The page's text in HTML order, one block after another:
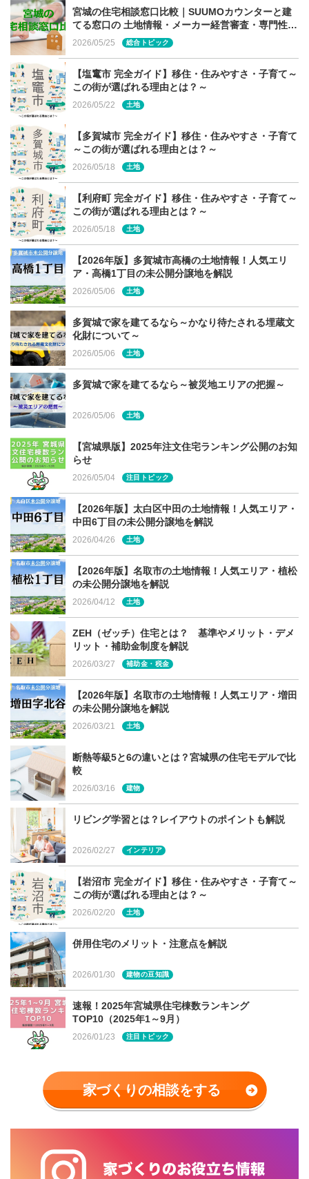
しがしたいか、少しでもイメージを膨らませておきましょ
う。その上で、聞きたいことは事前にまとめておきます。
完成見学会の住まいと、理想の住まいの違いを比較する
と、より話がしやすく、工務店選びもスムーズになりま
す。
キッチンなど設備仕様は「標準」？
施主様のこだわりで、キッチンや浴槽、トイレなどをグレ
ードアップしたり、高さやサイズを変更したり、扉やサッ
シなどの建材品も高断熱のものに変更している場合があり
ます。設備の標準仕様を把握することは、予算を検討する
際に重要ですので、「これは標準仕様かどうか」質問して
確認するといいでしょう。
暮らしを想定した気配りがされているか
お施主様の希望に沿った、使い勝手のよいものになってい
宮城の住宅相談窓口比較｜SUUMOカウンターと建
てる窓口の 土地情報・メーカー経営審査・専門性の
違い
2026/05/25 総合トピック
【塩竃市 完全ガイド】移住・住みやすさ・子育て～
この街が選ばれる理由とは？～
2026/05/22 土地
【多賀城市 完全ガイド】移住・住みやすさ・子育て
～この街が選ばれる理由とは？～
2026/05/18 土地
【利府町 完全ガイド】移住・住みやすさ・子育て～
この街が選ばれる理由とは？～
2026/05/18 土地
【2026年版】多賀城市高橋の土地情報！人気エリ
ア・高橋1丁目の未公開分譲地を解説
2026/05/06 土地
多賀城で家を建てるなら～かなり待たされる埋蔵文
化財について～
2026/05/06 土地
多賀城で家を建てるなら～被災地エリアの把握～
2026/05/06 土地
【宮城県版】2025年注文住宅ランキング公開のお知
らせ
2026/05/04 注目トピック
【2026年版】太白区中田の土地情報！人気エリア・
中田6丁目の未公開分譲地を解説
2026/04/26 土地
【2026年版】名取市の土地情報！人気エリア・植松
の未公開分譲地を解説
2026/04/12 土地
ZEH（ゼッチ）住宅とは？ 基準やメリット・デメ
リット・補助金制度を解説
2026/03/27 補助金・税金
【2026年版】名取市の土地情報！人気エリア・増田
の未公開分譲地を解説
2026/03/21 土地
断熱等級5と6の違いとは？宮城県の住宅モデルで比
較
2026/03/16 建物
リビング学習とは？レイアウトのポイントも解説
2026/02/27 インテリア
【岩沼市 完全ガイド】移住・住みやすさ・子育て～
この街が選ばれる理由とは？～
2026/02/20 土地
併用住宅のメリット・注意点を解説
2026/01/30 建物の豆知識
速報！2025年宮城県住宅棟数ランキング
TOP10（2025年1～9月）
2026/01/23 注目トピック
家づくりの相談をする